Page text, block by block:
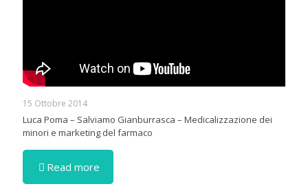
15 Ottobre 2014
Luca Poma – Salviamo Gianburrasca – Medicalizzazione dei
minori e marketing del farmaco
Read more